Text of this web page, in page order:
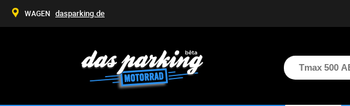
WAGEN dasparking.de